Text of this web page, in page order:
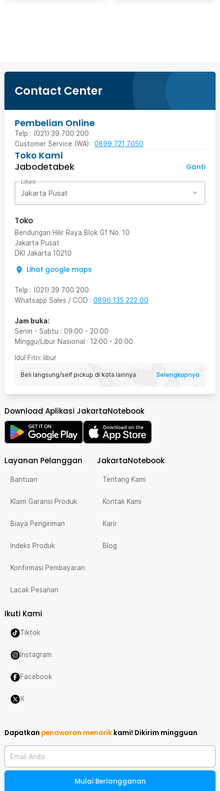
Contact Center
Pembelian Online
Telp : (021) 39 700 200
Customer Service (WA) : 0899 721 7050
Toko Kami
Jabodetabek
Ganti
Lokasi
Jakarta Pusat
Toko
Bendungan Hilir Raya Blok G1 No. 10
Jakarta Pusat
DKI Jakarta 10210
Lihat google maps
Telp : (021) 39 700 200
Whatsapp Sales / COD : 0896 135 222 00
Jam buka:
Senin - Sabtu : 09:00 - 20:00
Minggu/Libur Nasional : 12:00 - 20:00
Idul Fitri: libur
Beli langsung/self pickup di kota lainnya Selengkapnya
Download Aplikasi JakartaNotebook
Layanan Pelanggan
Bantuan
Klaim Garansi Produk
Biaya Pengiriman
Indeks Produk
Konfirmasi Pembayaran
Lacak Pesanan
JakartaNotebook
Tentang Kami
Kontak Kami
Karir
Blog
Ikuti Kami
Tiktok
Instagram
Facebook
X
Dapatkan penawaran menarik kami! Dikirim mingguan
Email Anda
Mulai Berlangganan